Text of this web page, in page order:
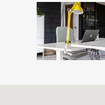
Volg ons ook op